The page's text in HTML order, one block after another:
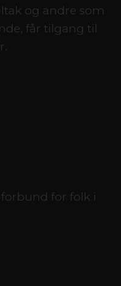
og andre som
får tilgang til
for folk i